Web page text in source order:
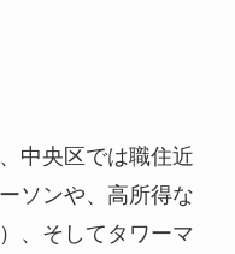
中央区では職住近
ソンや、高所得な
、そしてタワーマ